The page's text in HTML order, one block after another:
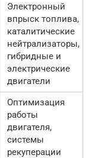
Электронный
впрыск топлива,
каталитические
нейтрализаторы,
гибридные и
электрические
двигатели
Оптимизация
работы
двигателя,
системы
рекуперации